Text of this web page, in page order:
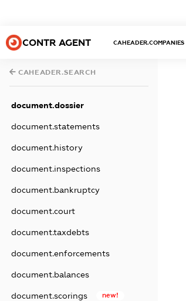
CONTR AGENT CAHEADER.COMPANIES
CAHEADER.SEARCH
document.dossier
document.statements
document.history
document.inspections
document.bankruptcy
document.court
document.taxdebts
document.enforcements
document.balances
document.scorings new!